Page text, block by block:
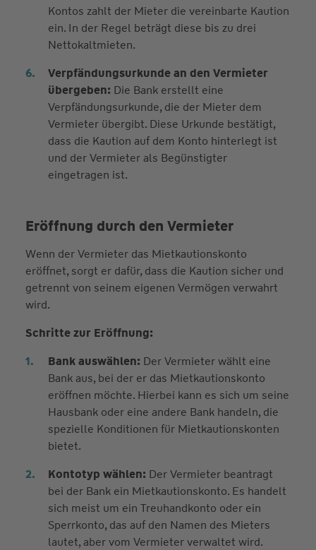
Kontos zahlt der Mieter die vereinbarte Kaution
ein. In der Regel beträgt diese bis zu drei
Nettokaltmieten.
Verpfändungsurkunde an den Vermieter
übergeben: Die Bank erstellt eine
Verpfändungsurkunde, die der Mieter dem
Vermieter übergibt. Diese Urkunde bestätigt,
dass die Kaution auf dem Konto hinterlegt ist
und der Vermieter als Begünstigter
eingetragen ist.
Eröffnung durch den Vermieter
Wenn der Vermieter das Mietkautionskonto
eröffnet, sorgt er dafür, dass die Kaution sicher und
getrennt von seinem eigenen Vermögen verwahrt
wird.
Schritte zur Eröffnung:
Bank auswählen: Der Vermieter wählt eine
Bank aus, bei der er das Mietkautionskonto
eröffnen möchte. Hierbei kann es sich um seine
Hausbank oder eine andere Bank handeln, die
spezielle Konditionen für Mietkautionskonten
bietet.
Kontotyp wählen: Der Vermieter beantragt
bei der Bank ein Mietkautionskonto. Es handelt
sich meist um ein Treuhandkonto oder ein
Sperrkonto, das auf den Namen des Mieters
lautet, aber vom Vermieter verwaltet wird.